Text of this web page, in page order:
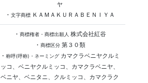
ヤ
・ 文字商標ＫＡＭＡＫＵＲＡＢＥＮＩＹＡ
・ 商標権者・商標出願人 株式会社紅谷
・ 商標区分第３０類
・ 称呼(呼称)・ネーミングカマクラベニヤクルミ
ッコ、ベニヤクルミッコ、カマクラベニヤ、
ベニヤ、ベニタニ、クルミッコ、カマクラク